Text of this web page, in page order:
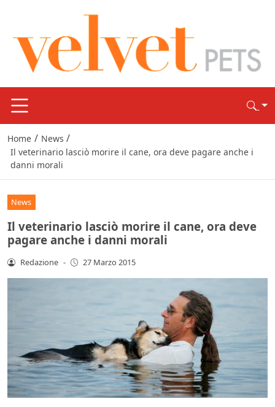
Home / News /
Il veterinario lasciò morire il cane, ora deve pagare anche i
danni morali
News
Il veterinario lasciò morire il cane, ora deve
pagare anche i danni morali
Redazione - 27 Marzo 2015